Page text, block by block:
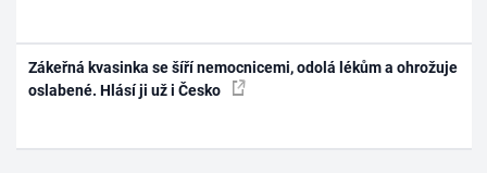
Zákeřná kvasinka se šíří nemocnicemi, odolá lékům a ohrožuje
oslabené. Hlásí ji už i Česko